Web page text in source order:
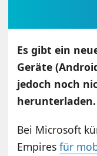
Es gibt ein
Geräte
jedoch noch
herunterladen.
Bei Microsoft
Empiresfür